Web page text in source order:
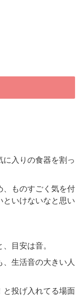
に入りの食器を割っ
、ものすごく気を付
といけないなと思い
目安は音。
生活音の大きい人
と投げ入れてる場面